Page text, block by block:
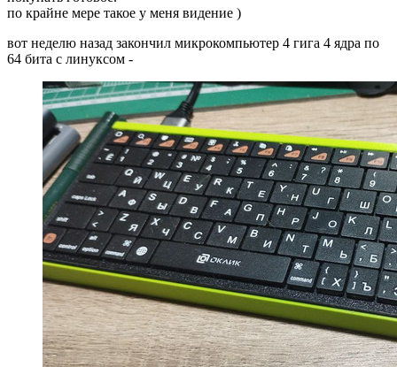
по крайне мере такое у меня видение )
вот неделю назад закончил микрокомпьютер 4 гига 4 ядра по
64 бита с линуксом -